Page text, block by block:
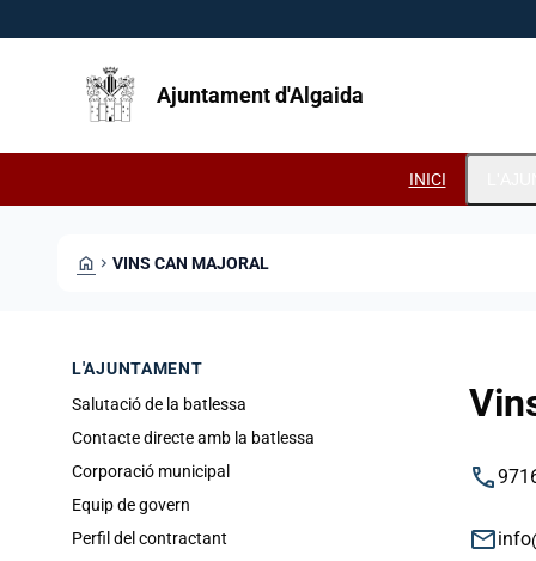
Ajuntament d'Algaida
INICI
HOME CHEVRON_RIGHT VINS CAN MAJORAL
L'AJUNTAMENT
Salutació de la batlessa
Contacte directe amb la batlessa
Corporació municipal
Equip de govern
Perfil del contractant
phone
email